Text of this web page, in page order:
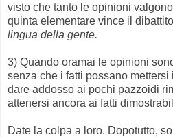
visto che tanto le opinioni
quinta elementare vince il
lingua della gente.
3) Quando oramai le opinioni
senza che i fatti possano
dare addosso ai pochi pazzoidi
attenersi ancora ai fatti
Date la colpa a loro. Dopotutto,